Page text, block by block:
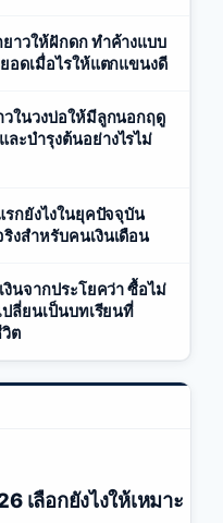
าวให้ฝักดก ทำค้างแบบ
อดเมื่อไรให้แตกแขนงดี
ในวงบ่อให้มีลูกนอกฤดู
ละบำรุงต้นอย่างไรไม่
รกยังไงในยุคปัจจุบัน
งสำหรับคนเงินเดือน
งินจากประโยคว่า ซื้อไม่
ปลี่ยนเป็นบทเรียนที่
ต
เลือกยังไงให้เหมาะ